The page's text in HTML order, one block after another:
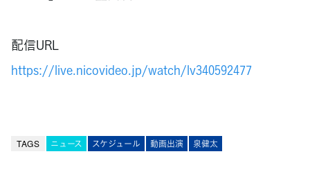
配信URL
https://live.nicovideo.jp/watch/lv340592477
TAGS ニュース スケジュール 動画出演 泉健太